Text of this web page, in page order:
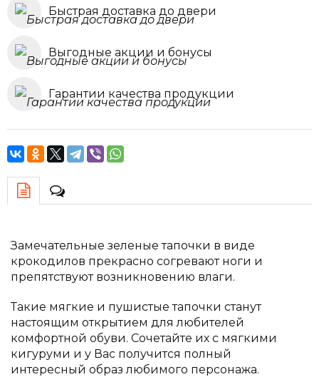
Быстрая доставка до двери
Выгодные акции и бонусы
Гарантии качества продукции
Замечательные зеленые тапочки в виде
крокодилов прекрасно согревают ноги и
препятствуют возникновению влаги.
Такие мягкие и пушистые тапочки станут
настоящим открытием для любителей
комфортной обуви. Сочетайте их с мягкими
кигуруми и у Вас получится полный
интересный образ любимого персонажа.